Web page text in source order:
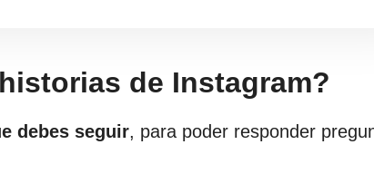
de Instagram?
debes seguir, para poder responder